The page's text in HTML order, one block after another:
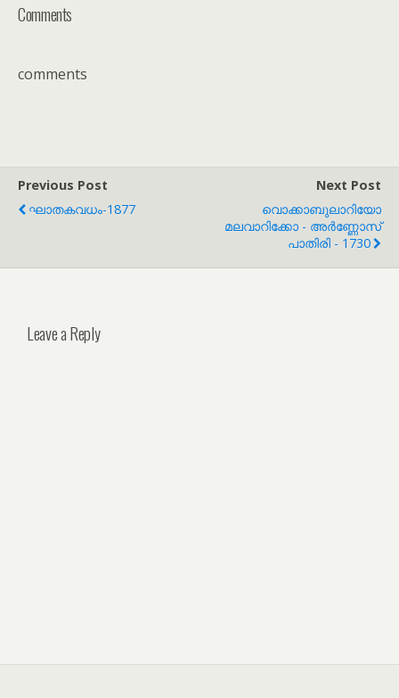
Comments
comments
Previous Post
ഘാതകവധം-1877
Next Post
വൊക്കാബുലാറിയോ
മലവാറിക്കോ - അർണ്ണോസ്
പാതിരി - 1730
Leave a Reply